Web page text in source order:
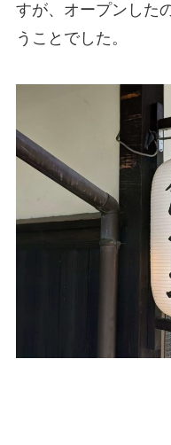
すが、オープンした
うことでした。